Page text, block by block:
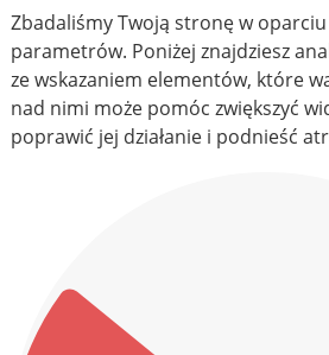
Zbadaliśmy Twoją stronę w
parametrów. Poniżej znajdziesz
ze wskazaniem elementów, które
nad nimi może pomóc zwiększyć
poprawić jej działanie i podnieść